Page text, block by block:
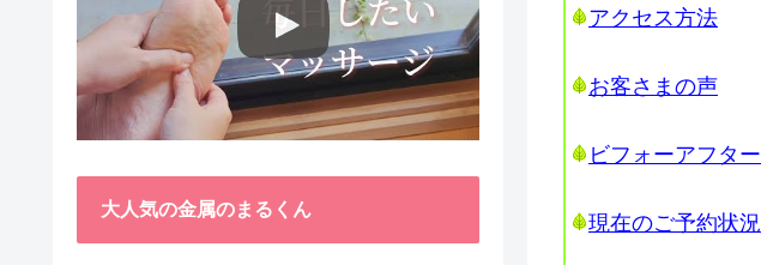
アクセス方法
お客さまの声
ビフォーアフター
現在のご予約状況
大人気の金属のまるくん